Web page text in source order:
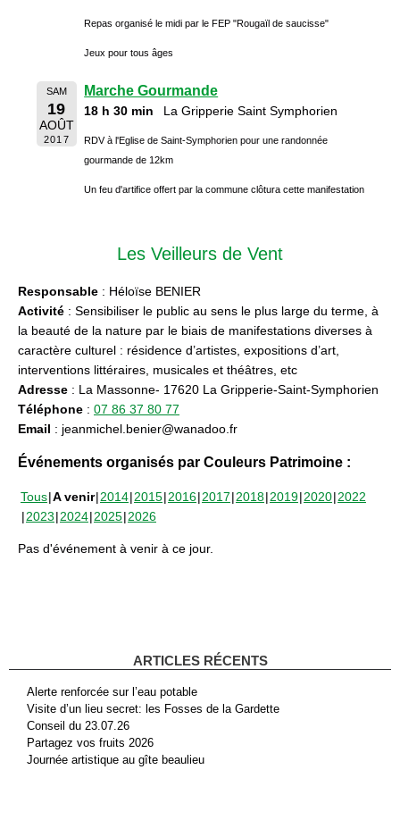
Repas organisé le midi par le FEP "Rougaïl de saucisse"
Jeux pour tous âges
SAM
19
AOÛT
2017
Marche Gourmande
18 h 30 min La Gripperie Saint Symphorien
RDV à l'Eglise de Saint-Symphorien pour une randonnée
gourmande de 12km
Un feu d'artifice offert par la commune clôtura cette manifestation
Les Veilleurs de Vent
Responsable : Héloïse BENIER
Activité : Sensibiliser le public au sens le plus large du terme, à
la beauté de la nature par le biais de manifestations diverses à
caractère culturel : résidence d’artistes, expositions d’art,
interventions littéraires, musicales et théâtres, etc
Adresse : La Massonne- 17620 La Gripperie-Saint-Symphorien
Téléphone : 07 86 37 80 77
Email : jeanmichel.benier@wanadoo.fr
Événements organisés par Couleurs Patrimoine :
Tous A venir 2014 2015 2016 2017 2018 2019 2020 2022
2023 2024 2025 2026
Pas d'événement à venir à ce jour.
ARTICLES RÉCENTS
Alerte renforcée sur l’eau potable
Visite d’un lieu secret: les Fosses de la Gardette
Conseil du 23.07.26
Partagez vos fruits 2026
Journée artistique au gîte beaulieu